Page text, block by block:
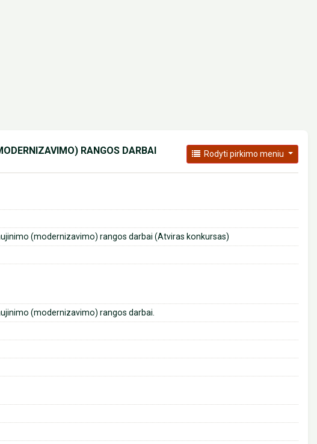
RANGOS DARBAI
Rodyti pirkimo meniu
(modernizavimo) rangos darbai (Atviras konkursas)
(modernizavimo) rangos darbai.